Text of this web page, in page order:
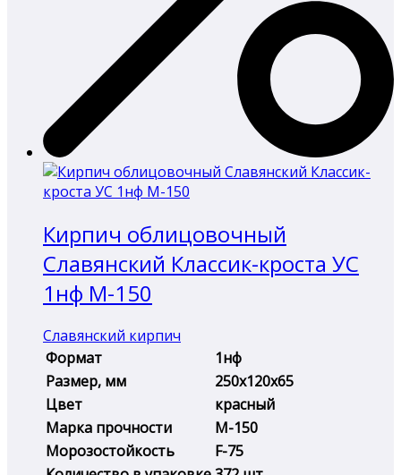
Кирпич облицовочный
Славянский Классик-кроста УС
1нф М-150
Славянский кирпич
Формат
1нф
Размер, мм
250х120х65
Цвет
красный
Марка прочности
М-150
Морозостойкость
F-75